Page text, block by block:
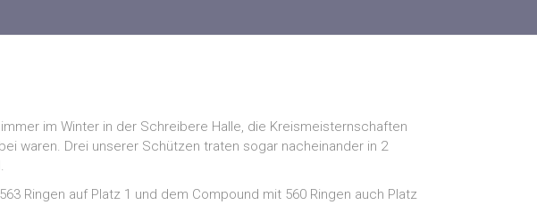
im Winter in der Schreibere Halle, die Kreismeisternschaften
waren. Drei unserer Schützen traten sogar nacheinander in 2
Ringen auf Platz 1 und dem Compound mit 560 Ringen auch Platz